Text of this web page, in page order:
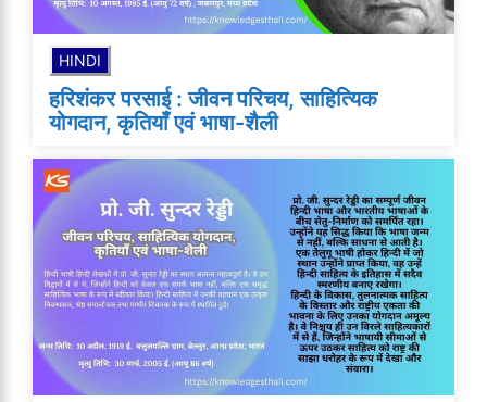
HINDI
हरिशंकर परसाई : जीवन परिचय, साहित्यिक
योगदान, कृतियाँ एवं भाषा-शैली